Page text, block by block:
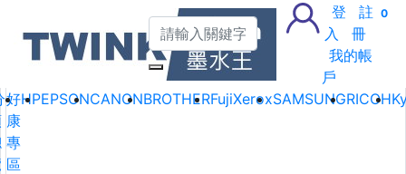
登
入
註
冊
我的帳
戶
0
好
康
專
區
HPEPSONCANONBROTHERFujiXeroxSAMSUNGRICOH